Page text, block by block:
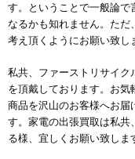
す。ということで一般論で
なるかも知れません。ただ
考え頂くようにお願い致し
私共、ファーストリサイク
を頂戴しております。お
商品を沢山のお客様へお届
す。家電の出張買取は私共
る様、宜しくお願い致しま